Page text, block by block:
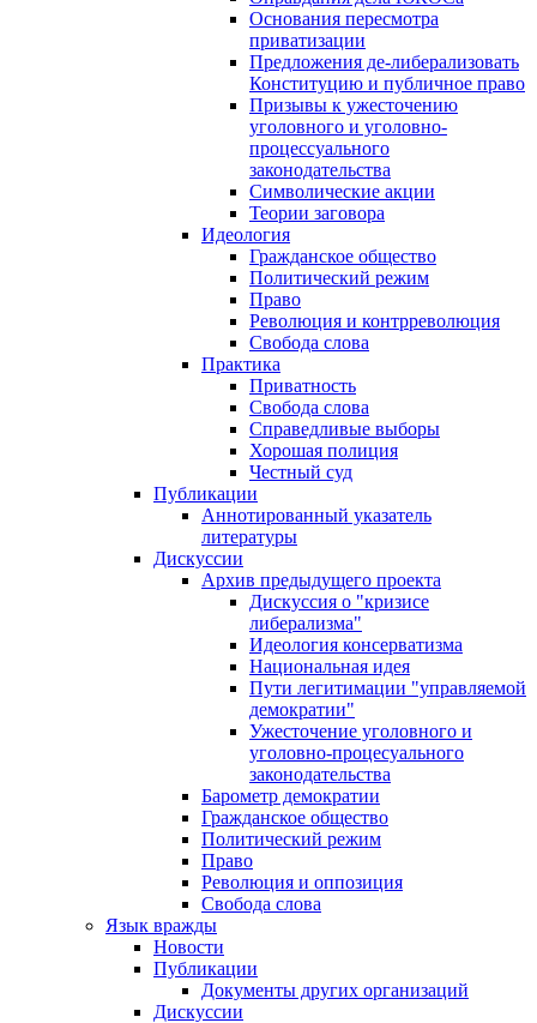
Основания пересмотра
приватизации
Предложения де-либерализовать
Конституцию и публичное право
Призывы к ужесточению
уголовного и уголовно-
процессуального
законодательства
Символические акции
Теории заговора
Идеология
Гражданское общество
Политический режим
Право
Революция и контрреволюция
Свобода слова
Практика
Приватность
Свобода слова
Справедливые выборы
Хорошая полиция
Честный суд
Публикации
Аннотированный указатель
литературы
Дискуссии
Архив предыдущего проекта
Дискуссия о "кризисе
либерализма"
Идеология консерватизма
Национальная идея
Пути легитимации "управляемой
демократии"
Ужесточение уголовного и
уголовно-процесуального
законодательства
Барометр демократии
Гражданское общество
Политический режим
Право
Революция и оппозиция
Свобода слова
Язык вражды
Новости
Публикации
Документы других организаций
Дискуссии